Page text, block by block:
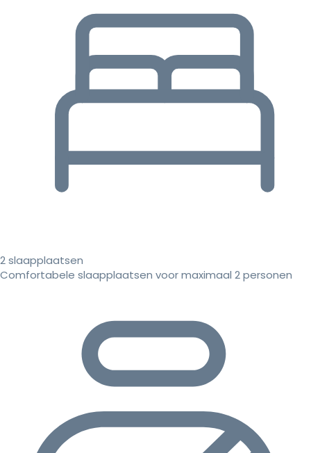
2 slaapplaatsen
Comfortabele slaapplaatsen voor maximaal 2 personen